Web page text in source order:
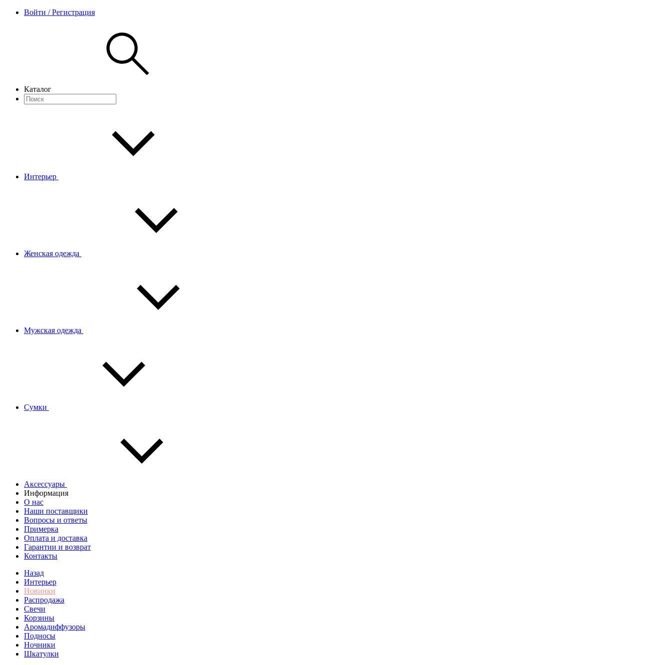
Войти / Регистрация
Каталог
Интерьер
Женская одежда
Мужская одежда
Сумки
Аксессуары
Информация
О нас
Наши поставщики
Вопросы и ответы
Примерка
Оплата и доставка
Гарантии и возврат
Контакты
Назад
Интерьер
Новинки
Распродажа
Свечи
Корзины
Аромадиффузоры
Подносы
Ночники
Шкатулки